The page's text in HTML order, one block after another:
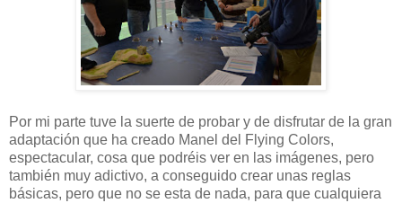
Por mi parte tuve la suerte de probar y de disfrutar de la gran
adaptación que ha creado Manel del Flying Colors,
espectacular, cosa que podréis ver en las imágenes, pero
también muy adictivo, a conseguido crear unas reglas
básicas, pero que no se esta de nada, para que cualquiera